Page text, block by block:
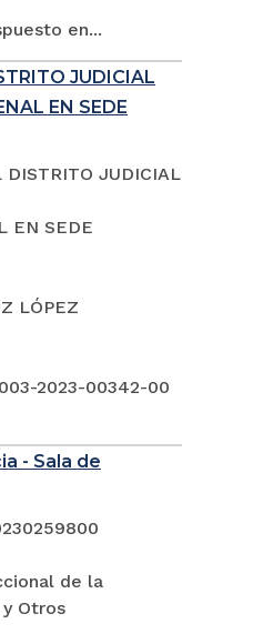
en...
JUDICIAL
EN SEDE
DISTRITO JUDICIAL
EN SEDE
LÓPEZ
2023-00342-00
- Sala de
de la
Otros